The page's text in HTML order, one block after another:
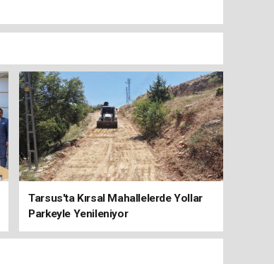
Tarsus'ta Kırsal Mahallelerde Yollar
Parkeyle Yenileniyor